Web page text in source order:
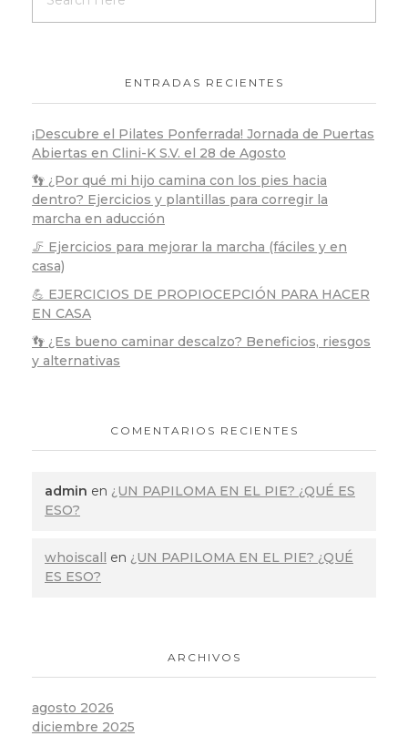
ENTRADAS RECIENTES
¡Descubre el Pilates Ponferrada! Jornada de Puertas
Abiertas en Clini-K S.V. el 28 de Agosto
👣 ¿Por qué mi hijo camina con los pies hacia
dentro? Ejercicios y plantillas para corregir la
marcha en aducción
🦵 Ejercicios para mejorar la marcha (fáciles y en
casa)
💪 EJERCICIOS DE PROPIOCEPCIÓN PARA HACER
EN CASA
👣 ¿Es bueno caminar descalzo? Beneficios, riesgos
y alternativas
COMENTARIOS RECIENTES
admin en ¿UN PAPILOMA EN EL PIE? ¿QUÉ ES
ESO?
whoiscall en ¿UN PAPILOMA EN EL PIE? ¿QUÉ
ES ESO?
ARCHIVOS
agosto 2026
diciembre 2025